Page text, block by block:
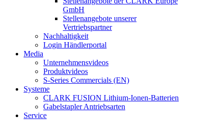
GmbH
Stellenangebote unserer
Vertriebspartner
Nachhaltigkeit
Login Händlerportal
Media
Unternehmensvideos
Produktvideos
S-Series Commercials (EN)
Systeme
CLARK FUSION Lithium-Ionen-Batterien
Gabelstapler Antriebsarten
Service